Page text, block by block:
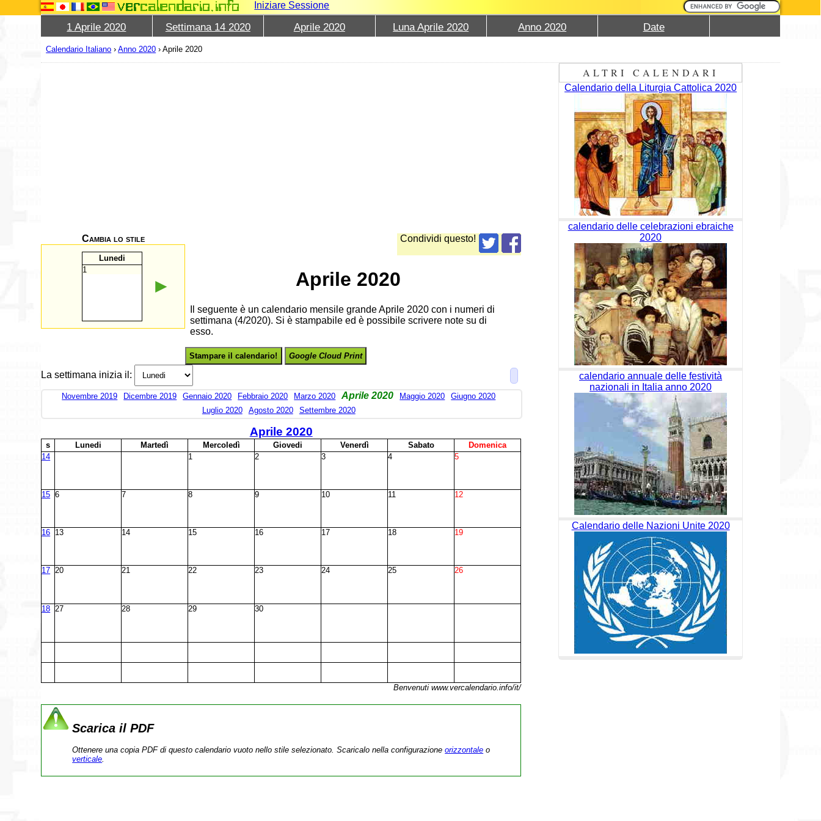
Iniziare Sessione
1 Aprile 2020 Settimana 14 2020 Aprile 2020 Luna Aprile 2020 Anno 2020 Date
Calendario Italiano ›Anno 2020 ›Aprile 2020
Condividi questo!
Cambia lo stile
Lunedi
1
► Aprile 2020
Il seguente è un calendario mensile grande Aprile 2020 con i numeri di
settimana (4/2020). Si è stampabile ed è possibile scrivere note su di
esso.
Stampare il calendario! Google Cloud Print
La settimana inizia il:
Novembre 2019 Dicembre 2019 Gennaio 2020 Febbraio 2020 Marzo 2020 Aprile 2020 Maggio 2020
Giugno 2020
Luglio 2020
Agosto 2020 Settembre 2020
Aprile 2020
s Lunedi Martedì Mercoledì Giovedi Venerdì Sabato Domenica
14
1 2 3 4 5
15 6 7 8 9 10 11 12
16 13 14 15 16 17 18 19
17 20 21 22 23 24 25 26
18 27 28 29 30
Benvenuti www.vercalendario.info/it/
Scarica il PDF
Ottenere una copia PDF di questo calendario vuoto nello stile selezionato. Scaricalo nella configurazioneorizzontale o
verticale.
ALTRI CALENDARI
Calendario della Liturgia Cattolica 2020
calendario delle celebrazioni ebraiche
2020
calendario annuale delle festività
nazionali in Italia anno 2020
Calendario delle Nazioni Unite 2020